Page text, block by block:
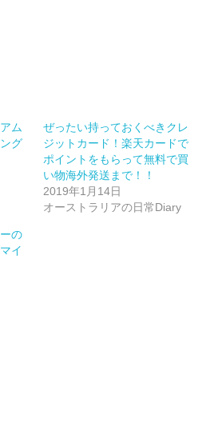
ム
グ
ぜったい持っておくべきクレ
ジットカード！楽天カードで
ポイントをもらって無料で買
い物海外発送まで！！
2019年1月14日
オーストラリアの日常Diary
の
イ